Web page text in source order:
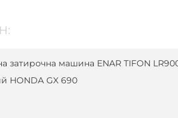
затирочна машина ENAR TIFON
HONDA GX 690